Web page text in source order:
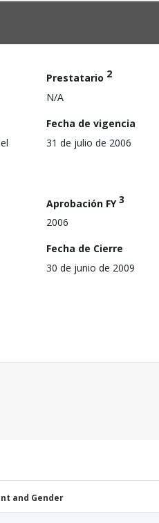
Prestatario 2
N/A
Fecha de vigencia
31 de julio de 2006
Aprobación FY3
2006
Fecha de Cierre
30 de junio de 2009
and Gender